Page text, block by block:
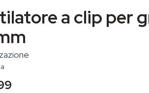
a clip per